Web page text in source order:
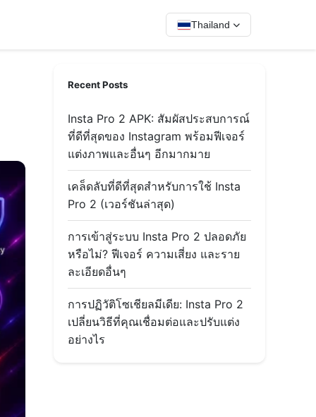
Thailand
Recent Posts
Insta Pro 2 APK: สัมผัสประสบการณ์
ที่ดีที่สุดของ Instagram พร้อมฟีเจอร์
แต่งภาพและอื่นๆ อีกมากมาย
เคล็ดลับที่ดีที่สุดสำหรับการใช้ Insta
Pro 2 (เวอร์ชันล่าสุด)
การเข้าสู่ระบบ Insta Pro 2 ปลอดภัย
หรือไม่? ฟีเจอร์ ความเสี่ยง และราย
ละเอียดอื่นๆ
การปฏิวัติโซเชียลมีเดีย: Insta Pro 2
เปลี่ยนวิธีที่คุณเชื่อมต่อและปรับแต่ง
อย่างไร